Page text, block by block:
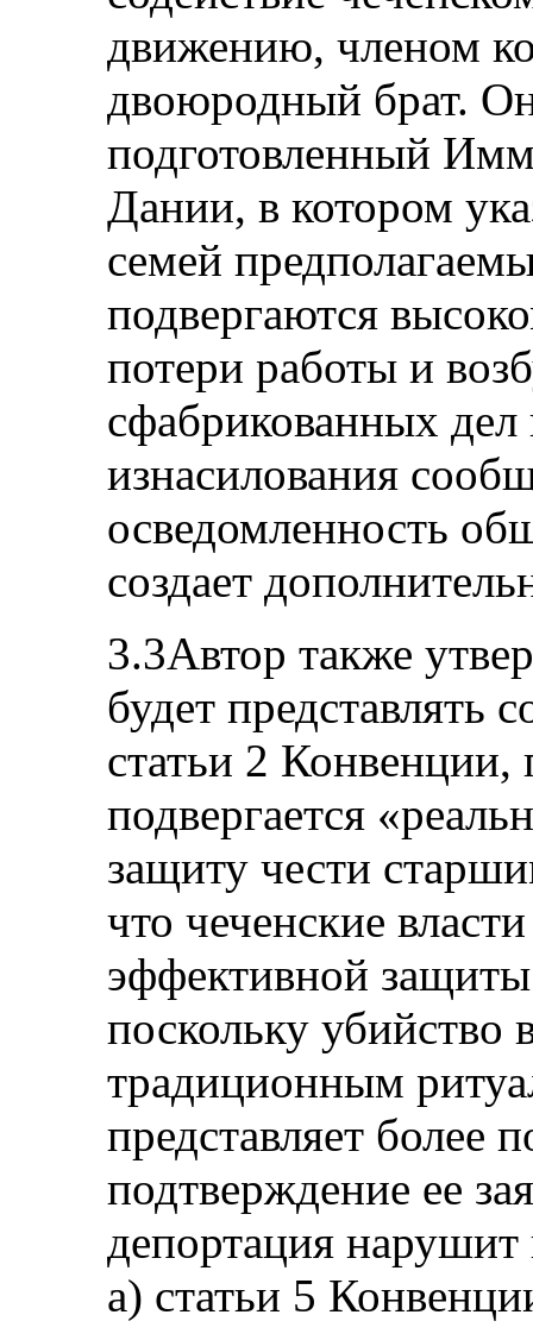
движению, членом
двоюродный брат.
подготовленный
Дании, в котором
семей
подвергаются
потери работы и
сфабрикованных дел
изнасилования
осведомленность
создает
3.3Автор также
будет представлять
статьи 2 Конвенции,
подвергается
защиту чести
что чеченские
эффективной
поскольку убийство
традиционным
представляет более
подтверждение ее
депортация нарушит
а) статьи 5